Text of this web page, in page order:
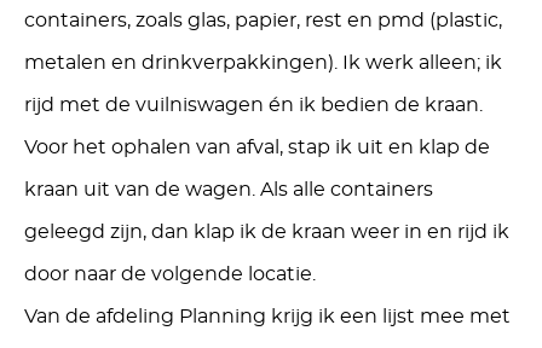
containers, zoals glas, papier, rest en pmd (plastic,
metalen en drinkverpakkingen). Ik werk alleen; ik
rijd met de vuilniswagen én ik bedien de kraan.
Voor het ophalen van afval, stap ik uit en klap de
kraan uit van de wagen. Als alle containers
geleegd zijn, dan klap ik de kraan weer in en rijd ik
door naar de volgende locatie.
Van de afdeling Planning krijg ik een lijst mee met